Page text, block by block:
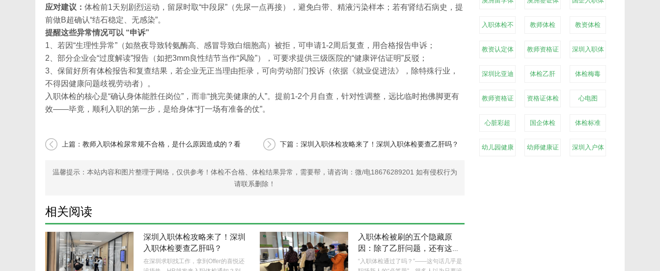
应对建议： 体检前1天别剧烈运动，留尿时取“中段尿”（先尿一点再接），避免白带、精液污染样本；若有肾结石病史，提
前做B超确认“结石稳定、无感染”。
提醒这些异常情况可以 “申诉”
1、若因“生理性异常”（如熬夜导致转氨酶高、感冒导致白细胞高）被拒，可申请1-2周后复查，用合格报告申诉；
2、部分企业会“过度解读”报告（如把3mm良性结节当作“风险”），可要求提供三级医院的“健康评估证明”反驳；
3、保留好所有体检报告和复查结果，若企业无正当理由拒录，可向劳动部门投诉（依据《就业促进法》，除特殊行业，
不得因健康问题歧视劳动者）。
入职体检的核心是“确认身体能胜任岗位”，而非“挑完美健康的人”。提前1-2个月自查，针对性调整，远比临时抱佛脚更有
效——毕竟，顺利入职的第一步，是给身体“打一场有准备的仗”。
上篇： 教师入职体检尿常规不合格，是什么原因造成的？看
下篇： 深圳入职体检攻略来了！深圳入职体检要查乙肝吗？
温馨提示：本站内容和图片整理于网络，仅供参考！体检不合格、体检结果异常，需要帮，请咨询：微/电18676289201 如有侵权行为
请联系删除！
相关阅读
深圳入职体检攻略来了！深圳
入职体检要查乙肝吗？
在深圳求职找工作，拿到Offer的喜悦还
入职体检被刷的五个隐藏原
因：除了乙肝问题，还有这些
指标…
“入职体检通过了吗？”——这句话几乎是
入职体检不
教师体检 教资体检
教资认定体 教师资格证 深圳入职体
深圳比亚迪
体检乙肝 体检梅毒
教师资格证 资格证体检 心电图
心脏彩超 国企体检 体检标准
幼儿园健康 幼师健康证 深圳入户体